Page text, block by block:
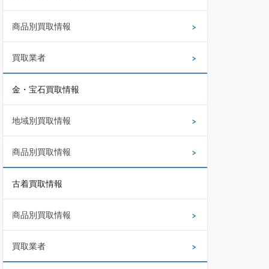
商品別買取情報
買取業者
金・宝石買取情報
地域別買取情報
商品別買取情報
古着買取情報
商品別買取情報
買取業者